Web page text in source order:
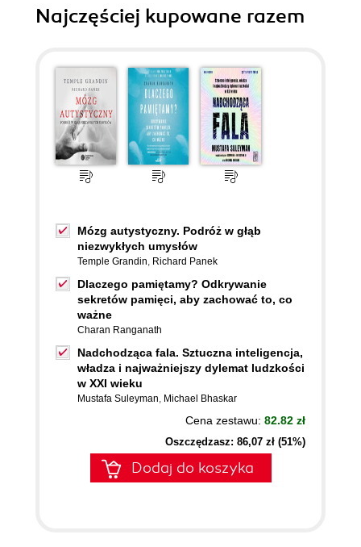
Najczęściej kupowane razem
Mózg autystyczny. Podróż w głąb
niezwykłych umysłów
Temple Grandin, Richard Panek
Dlaczego pamiętamy? Odkrywanie
sekretów pamięci, aby zachować to, co
ważne
Charan Ranganath
Nadchodząca fala. Sztuczna inteligencja,
władza i najważniejszy dylemat ludzkości
w XXI wieku
Mustafa Suleyman, Michael Bhaskar
Cena zestawu: 82.82 zł
Oszczędzasz: 86,07 zł (51%)
Dodaj do koszyka